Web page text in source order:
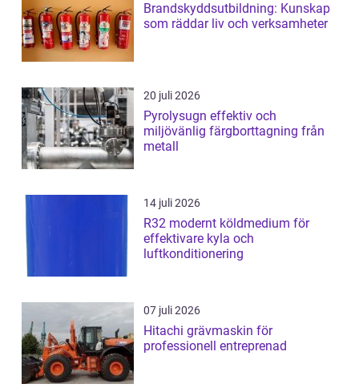
Brandskyddsutbildning: Kunskap
som räddar liv och verksamheter
20 juli 2026
Pyrolysugn effektiv och
miljövänlig färgborttagning från
metall
14 juli 2026
R32 modernt köldmedium för
effektivare kyla och
luftkonditionering
07 juli 2026
Hitachi grävmaskin för
professionell entreprenad